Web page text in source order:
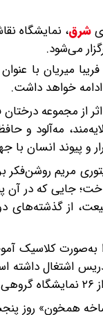
شرق،
می‌شود.
در این نمایشگاه، ۳۵
مه‌آلود و
و پیوند انسان
مریم روشن‌فکر
جایی که در آن
از گذشته‌های
به‌صورت کلاسیک
اشتغال داشته